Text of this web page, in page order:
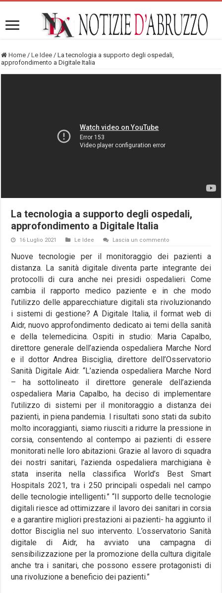
Home / Le Idee / La tecnologia a supporto degli ospedali,
approfondimento a Digitale Italia
La tecnologia a supporto degli ospedali,
approfondimento a Digitale Italia
16 Luglio 2021 Le Idee Lascia un commento
Nuove tecnologie per il monitoraggio dei pazienti a
distanza. La sanità digitale diventa parte integrante dei
protocolli di cura anche nei presidi ospedalieri. Come
cambia il rapporto medico paziente e in che modo
l’utilizzo delle apparecchiature digitali sta rivoluzionando
i sistemi di gestione? A Digitale Italia, il format web di
Aidr, nuovo approfondimento dedicato ai temi della sanità
e della telemedicina. Ospiti in studio: Maria Capalbo,
direttore generale dell’azienda ospedaliera Marche Nord
e il dottor Andrea Bisciglia, direttore dell’Osservatorio
Sanità Digitale Aidr. “L’azienda ospedaliera Marche Nord
– ha sottolineato il direttore generale dell’azienda
ospedaliera Maria Capalbo, ha deciso di implementare
l’utilizzo di sistemi per il monitoraggio a distanza dei
pazienti, in piena pandemia. I risultati sono stati da subito
molto incoraggianti, siamo riusciti a ridurre la pressione in
corsia, consentendo al contempo ai pazienti di essere
monitorati nelle loro abitazioni. Grazie al lavoro di squadra
dei nostri sanitari, l’azienda ospedaliera marchigiana è
stata inserita nella classifica World’s Best Smart
Hospitals 2021, tra i 250 principali ospedali nel campo
delle tecnologie intelligenti.” “Il supporto delle tecnologie
digitali riesce ad ottimizzare il lavoro dei sanitari in corsia
e a garantire migliori prestazioni ai pazienti- ha aggiunto il
dottor Bisciglia nel suo intervento. L’osservatorio Sanità
digitale di Aidr, ha avviato una campagna di
sensibilizzazione per la promozione della cultura digitale
anche tra i sanitari, che possono essere protagonisti di
una rivoluzione a beneficio dei pazienti.”